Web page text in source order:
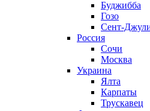
Буджибба
Гозо
Сент-
Россия
Сочи
Москва
Украина
Ялта
Карпаты
Трускавец